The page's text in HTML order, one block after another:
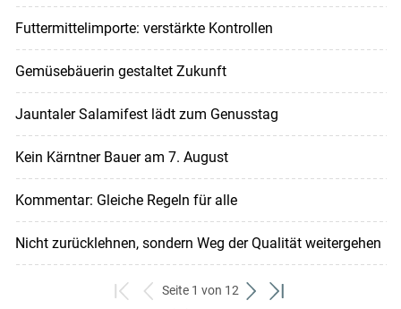
Futtermittelimporte: verstärkte Kontrollen
Gemüsebäuerin gestaltet Zukunft
Jauntaler Salamifest lädt zum Genusstag
Kein Kärntner Bauer am 7. August
Kommentar: Gleiche Regeln für alle
Nicht zurücklehnen, sondern Weg der Qualität weitergehen
zum
zurück
Seite 1 von 12
weiterzum